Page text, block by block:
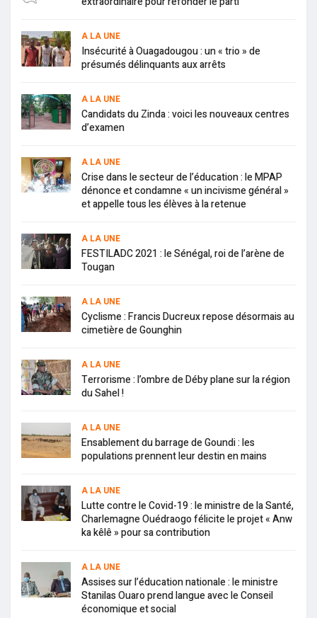
A LA UNE
Insécurité à Ouagadougou : un « trio » de
présumés délinquants aux arrêts
A LA UNE
Candidats du Zinda : voici les nouveaux centres
d’examen
A LA UNE
Crise dans le secteur de l’éducation : le MPAP
dénonce et condamne « un incivisme général »
et appelle tous les élèves à la retenue
A LA UNE
FESTILADC 2021 : le Sénégal, roi de l’arène de
Tougan
A LA UNE
Cyclisme : Francis Ducreux repose désormais au
cimetière de Gounghin
A LA UNE
Terrorisme : l’ombre de Déby plane sur la région
du Sahel !
A LA UNE
Ensablement du barrage de Goundi : les
populations prennent leur destin en mains
A LA UNE
Lutte contre le Covid-19 : le ministre de la Santé,
Charlemagne Ouédraogo félicite le projet « Anw
ka kêlê » pour sa contribution
A LA UNE
Assises sur l’éducation nationale : le ministre
Stanilas Ouaro prend langue avec le Conseil
économique et social